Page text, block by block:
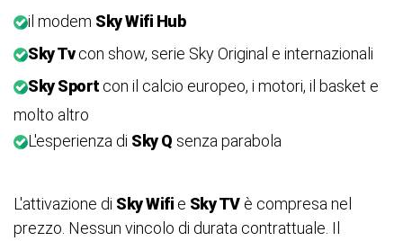
il modem Sky Wifi Hub
Sky Tvcon show, serie Sky Original e internazionali
Sky Sport con il calcio europeo, i motori, il basket e
molto altro
L'esperienza di Sky Q senza parabola
L'attivazione di Sky Wifi e Sky TVè compresa nel
prezzo. Nessun vincolo di durata contrattuale. Il